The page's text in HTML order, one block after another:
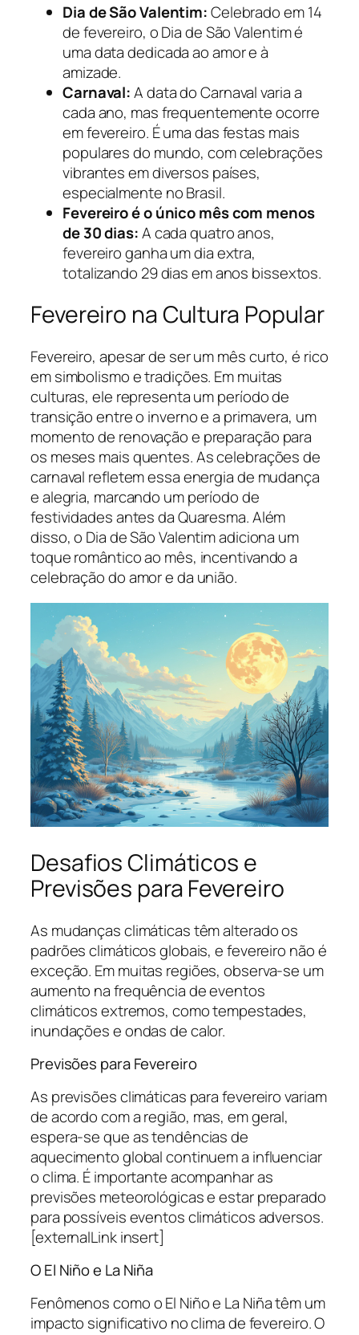
Dia de São Valentim:Celebrado em 14
de fevereiro, o Dia de São Valentim é
uma data dedicada ao amor e à
amizade.
Carnaval:A data do Carnaval varia a
cada ano, mas frequentemente ocorre
em fevereiro. É uma das festas mais
populares do mundo, com celebrações
vibrantes em diversos países,
especialmente no Brasil.
Fevereiro é o único mês com menos
de 30 dias:A cada quatro anos,
fevereiro ganha um dia extra,
totalizando 29 dias em anos bissextos.
Fevereiro na Cultura Popular
Fevereiro, apesar de ser um mês curto, é rico
em simbolismo e tradições. Em muitas
culturas, ele representa um período de
transição entre o inverno e a primavera, um
momento de renovação e preparação para
os meses mais quentes. As celebrações de
carnaval refletem essa energia de mudança
e alegria, marcando um período de
festividades antes da Quaresma. Além
disso, o Dia de São Valentim adiciona um
toque romântico ao mês, incentivando a
celebração do amor e da união.
Desafios Climáticos e
Previsões para Fevereiro
As mudanças climáticas têm alterado os
padrões climáticos globais, e fevereiro não é
exceção. Em muitas regiões, observa-se um
aumento na frequência de eventos
climáticos extremos, como tempestades,
inundações e ondas de calor.
Previsões para Fevereiro
As previsões climáticas para fevereiro variam
de acordo com a região, mas, em geral,
espera-se que as tendências de
aquecimento global continuem a influenciar
o clima. É importante acompanhar as
previsões meteorológicas e estar preparado
para possíveis eventos climáticos adversos.
[externalLink insert]
O El Niño e La Niña
Fenômenos como o El Niño e La Niña têm um
impacto significativo no clima de fevereiro. O